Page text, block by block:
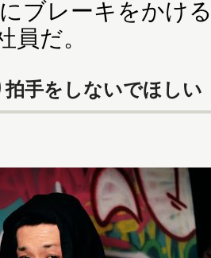
ブレーキをかけ
員だ。
手をしないでほしい